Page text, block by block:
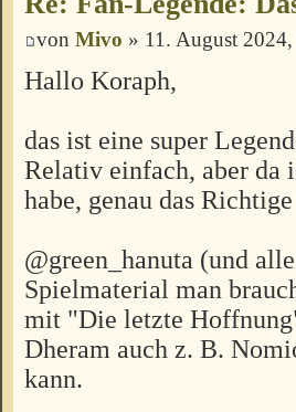
von Mivo » 11. August
Hallo Koraph,
das ist eine super
Relativ einfach, aber
habe, genau das
@green_hanuta (und
Spielmaterial man
mit "Die letzte
Dheram auch z. B.
kann.